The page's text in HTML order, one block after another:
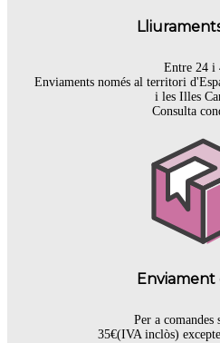
Entre 24 i
Enviaments només al territori
i les Illes
Consulta
Per a comandes
35€(IVA inclòs)